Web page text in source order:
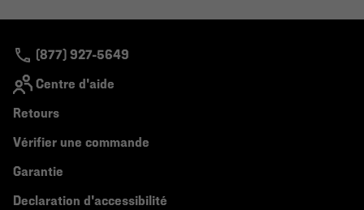
(877) 927-5649
Centre d'aide
Retours
Vérifier une commande
Garantie
Declaration d'accessibilité